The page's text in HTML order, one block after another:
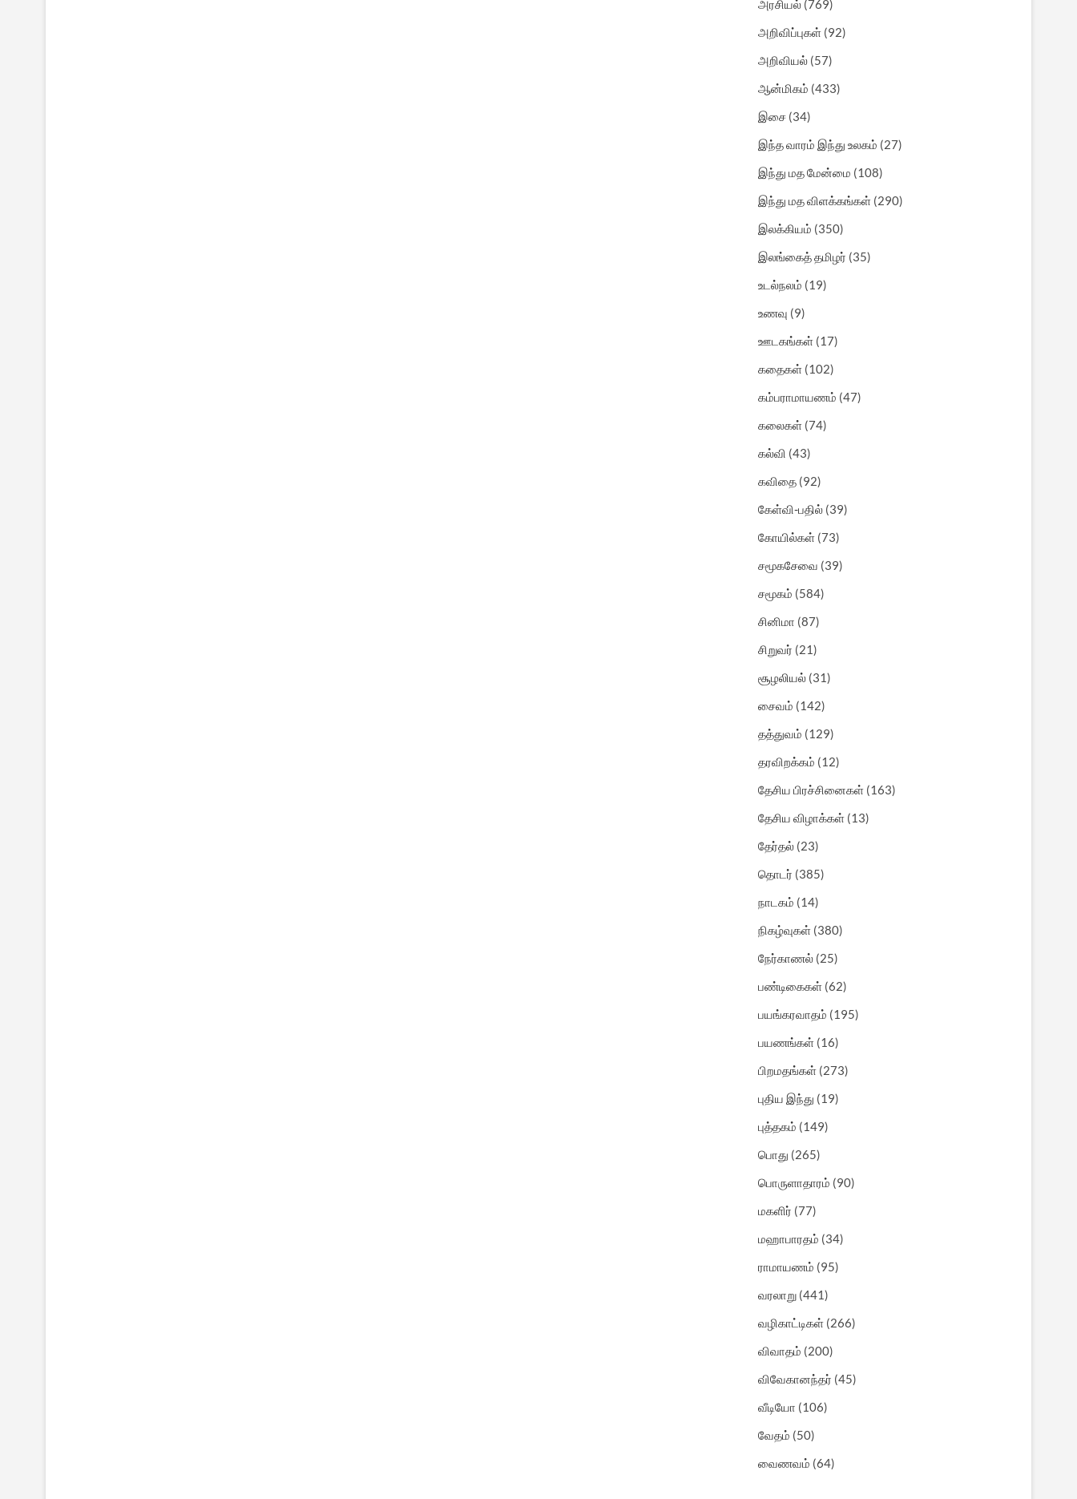
அரசியல் (769)
அறிவிப்புகள் (92)
அறிவியல் (57)
ஆன்மிகம் (433)
இசை (34)
இந்த வாரம் இந்து உலகம் (27)
இந்து மத மேன்மை (108)
இந்து மத விளக்கங்கள் (290)
இலக்கியம் (350)
இலங்கைத் தமிழர் (35)
உடல்நலம் (19)
உணவு (9)
ஊடகங்கள் (17)
கதைகள் (102)
கம்பராமாயணம் (47)
கலைகள் (74)
கல்வி (43)
கவிதை (92)
கேள்வி-பதில் (39)
கோயில்கள் (73)
சமூகசேவை (39)
சமூகம் (584)
சினிமா (87)
சிறுவர் (21)
சூழலியல் (31)
சைவம் (142)
தத்துவம் (129)
தரவிறக்கம் (12)
தேசிய பிரச்சினைகள் (163)
தேசிய விழாக்கள் (13)
தேர்தல் (23)
தொடர் (385)
நாடகம் (14)
நிகழ்வுகள் (380)
நேர்காணல் (25)
பண்டிகைகள் (62)
பயங்கரவாதம் (195)
பயணங்கள் (16)
பிறமதங்கள் (273)
புதிய இந்து (19)
புத்தகம் (149)
பொது (265)
பொருளாதாரம் (90)
மகளிர் (77)
மஹாபாரதம் (34)
ராமாயணம் (95)
வரலாறு (441)
வழிகாட்டிகள் (266)
விவாதம் (200)
விவேகானந்தர் (45)
வீடியோ (106)
வேதம் (50)
வைணவம் (64)